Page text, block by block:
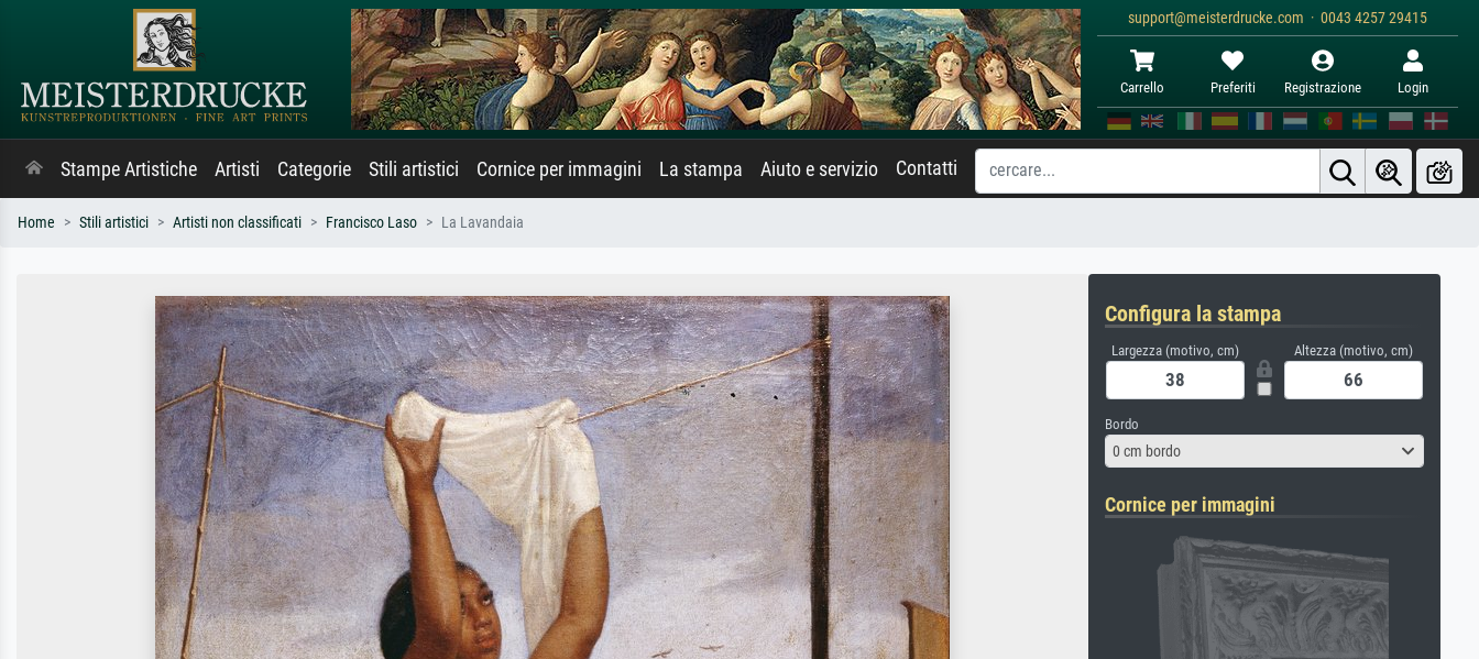
support@meisterdrucke.com · 0043 4257 29415
Carrello Preferiti Registrazione Login
Stampe Artistiche Artisti Categorie Stili artistici Cornice per immagini La stampa Aiuto e servizio Contatti
Home Stili artistici Artisti non classificati Francisco Laso La Lavandaia
Configura la stampa
Largezza (motivo, cm) Altezza (motivo, cm)
Bordo
0 cm bordo
Cornice per immagini